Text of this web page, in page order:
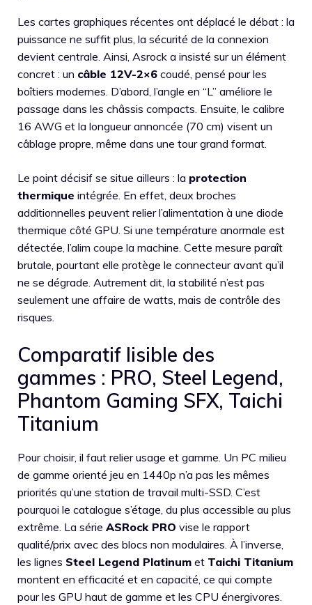
Les cartes graphiques récentes ont déplacé le débat : la
puissance ne suffit plus, la sécurité de la connexion
devient centrale. Ainsi, Asrock a insisté sur un élément
concret : un câble 12V-2×6 coudé, pensé pour les
boîtiers modernes. D’abord, l’angle en “L” améliore le
passage dans les châssis compacts. Ensuite, le calibre
16 AWG et la longueur annoncée (70 cm) visent un
câblage propre, même dans une tour grand format.
Le point décisif se situe ailleurs : la protection
thermique intégrée. En effet, deux broches
additionnelles peuvent relier l’alimentation à une diode
thermique côté GPU. Si une température anormale est
détectée, l’alim coupe la machine. Cette mesure paraît
brutale, pourtant elle protège le connecteur avant qu’il
ne se dégrade. Autrement dit, la stabilité n’est pas
seulement une affaire de watts, mais de contrôle des
risques.
Comparatif lisible des
gammes : PRO, Steel Legend,
Phantom Gaming SFX, Taichi
Titanium
Pour choisir, il faut relier usage et gamme. Un PC milieu
de gamme orienté jeu en 1440p n’a pas les mêmes
priorités qu’une station de travail multi-SSD. C’est
pourquoi le catalogue s’étage, du plus accessible au plus
extrême. La série ASRock PRO vise le rapport
qualité/prix avec des blocs non modulaires. À l’inverse,
les lignes Steel Legend Platinum et Taichi Titanium
montent en efficacité et en capacité, ce qui compte
pour les GPU haut de gamme et les CPU énergivores.